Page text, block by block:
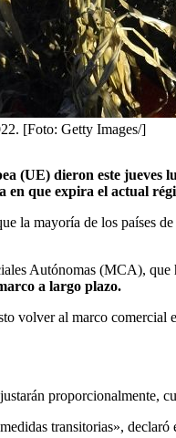
[Foto: Getty Images/]
(UE) dieron este
que expira el actual
mayoría de los países
Autónomas (MCA),
a largo plazo.
volver al marco
transitorias»,